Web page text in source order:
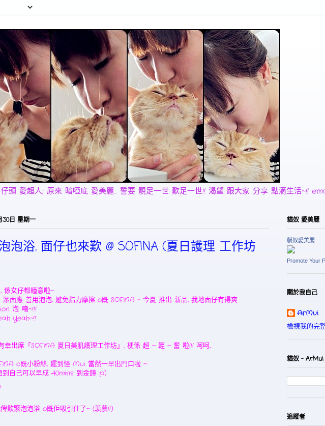
頭 愛超人; 原來 暗啞底 愛美麗... 誓要 靚足一世 歎足一世!! 渴望 跟大家 分享 點滴生活~!!
30日 星期一
泡浴, 面仔也來歎 @ SOFINA (夏日護理 工作坊
係女仔都鐘意啦~
潔面應 善用泡泡, 避免指力摩擦 o既 SOFINA - 今夏 推出 新品, 我地面仔有得爽
泡' 嚕~!!!
Yeah~!!
出席「SOFINA 夏日美肌護理工作坊」, 梗係 超 ~ 輕 ~ 奮 啦!!! 呵呵...
o既小粉絲, 遲到怪 Mui 當然一早出門口啦 ~
到自己可以早成 40mins 到金鐘 :p)
歎緊泡泡浴 o既佢吸引住了~ (羡慕!!)
貓奴 愛美麗
貓奴愛美麗
Promote Your
關於我自己
ArMui
檢視我的完
貓奴 - ArMui
追蹤者